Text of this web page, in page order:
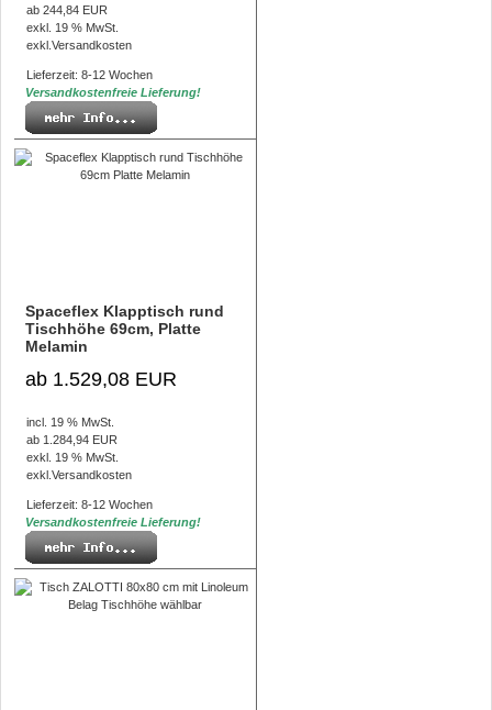
ab 244,84 EUR
exkl. 19 % MwSt.
exkl. Versandkosten
Lieferzeit: 8-12 Wochen
Versandkostenfreie Lieferung!
Spaceflex Klapptisch rund
Tischhöhe 69cm, Platte
Melamin
ab 1.529,08 EUR
incl. 19 % MwSt.
ab 1.284,94 EUR
exkl. 19 % MwSt.
exkl. Versandkosten
Lieferzeit: 8-12 Wochen
Versandkostenfreie Lieferung!